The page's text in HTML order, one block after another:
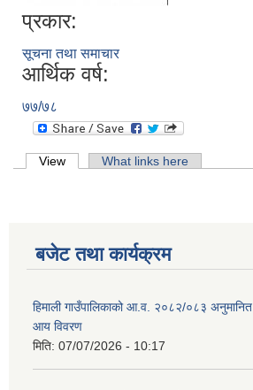
प्रकार:
सूचना तथा समाचार
आर्थिक वर्ष:
७७/७८
Primary tabs
View (active tab)What links here
बजेट तथा कार्यक्रम
हिमाली गाउँपालिकाको आ.व. २०८२/०८३ अनुमानित
आय विवरण
मिति: 07/07/2026 - 10:17